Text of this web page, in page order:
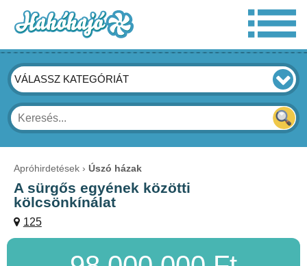
VÁLASSZ KATEGÓRIÁT
Apróhirdetések Úszó házak
A sürgős egyének közötti
kölcsönkínálat
125